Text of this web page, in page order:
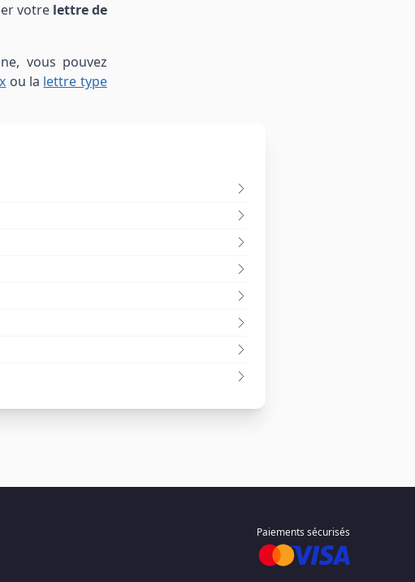
votre lettre de
vous pouvez
ou la lettre type
Paiements sécurisés